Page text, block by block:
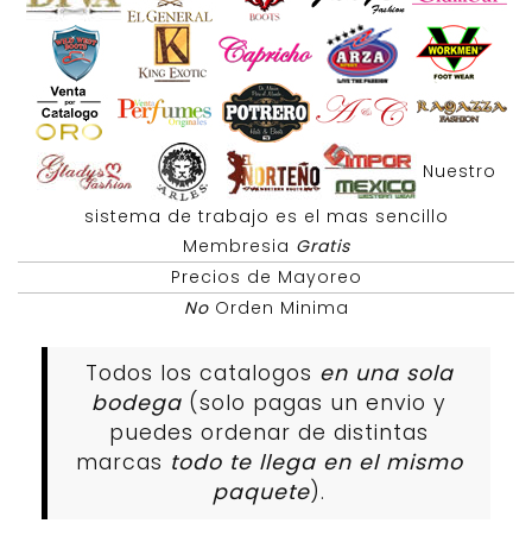
Nuestro
sistema de trabajo es el mas sencillo
Membresia Gratis
Precios de Mayoreo
NoOrden Minima
Todos los catalogos en una sola
bodega (solo pagas un envio y
puedes ordenar de distintas
marcas todo te llega en el mismo
paquete).